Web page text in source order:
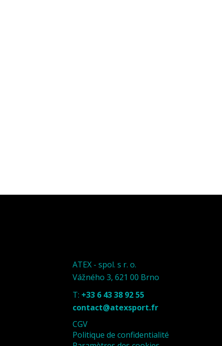
ATEX - spol. s r. o.
Vážného 3, 621 00 Brno
T: +33 6 43 38 92 55
contact@atexsport.fr
CGV
Politique de confidentialité